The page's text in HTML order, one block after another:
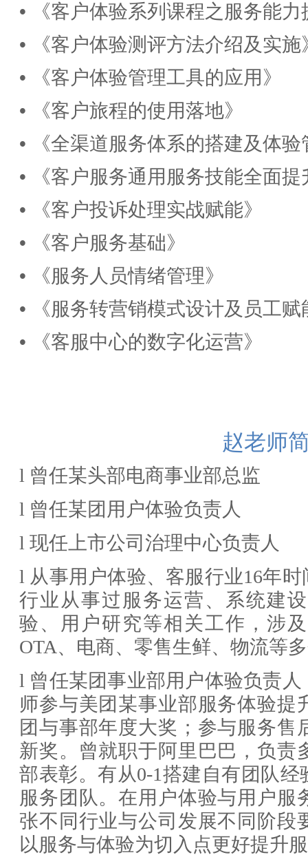
•
《客户体验系列课程之服务能力
•
《客户体验测评方法介绍及实施
•
《客户体验管理工具的应用》
•
《客户旅程的使用落地》
•
《全渠道服务体系的搭建及体验
•
《客户服务通用服务技能全面提
•
《客户投诉处理实战赋能》
•
《客户服务基础》
•
《服务人员情绪管理》
•
《服务转营销模式设计及员工赋
•
《客服中心的数字化运营》
赵老师
l 曾任某头部电商事业部总监
l 曾任某团 用户体验负责人
l 现任上市公司治理中心负责人
l 从事用户体验、客服行业16年时
行业从事过服务运营、系统建
验、用户研究等相关工作，涉
OTA、电商、零售生鲜、物流等
l 曾任某团事业部用户体验负责
师参与美团某事业部服务体验提
团与事部年度大奖；参与服务售
新奖。曾就职于阿里巴巴，负责
部表彰。有从0-1搭建自有团队
服务团队。在用户体验与用户服
张不同行业与公司发展不同阶段
以服务与体验为切入点更好提升